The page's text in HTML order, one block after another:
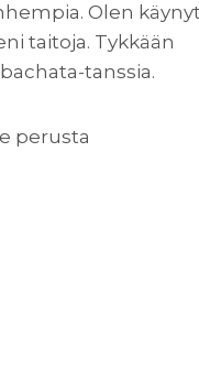
Olen käynyt
taitoja. Tykkään
tanssia.
perusta